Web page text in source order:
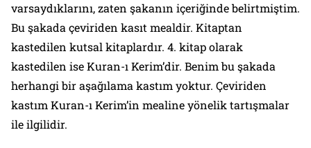
varsaydıklarını, zaten şakanın içeriğinde belirtmiştim.
Bu şakada çeviriden kasıt mealdir. Kitaptan
kastedilen kutsal kitaplardır. 4. kitap olarak
kastedilen ise Kuran-ı Kerim’dir. Benim bu şakada
herhangi bir aşağılama kastım yoktur. Çeviriden
kastım Kuran-ı Kerim’in mealine yönelik tartışmalar
ile ilgilidir.